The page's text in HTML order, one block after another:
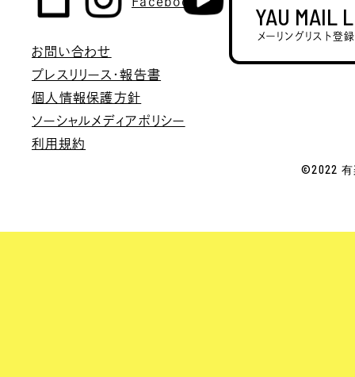
YAU MAIL
メーリングリスト登
お問い合わせ
プレスリリース・報告書
個人情報保護方針
ソーシャルメディアポリシー
利用規約
©2022 有